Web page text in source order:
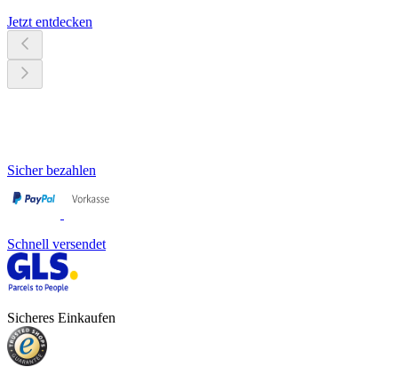
Jetzt entdecken
Sicher bezahlen
Schnell versendet
Sicheres Einkaufen